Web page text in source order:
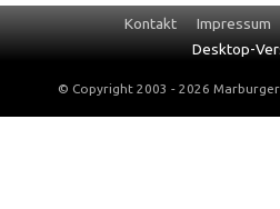
Navigation
überspringen
Kontakt Impressum
Desktop-
© Copyright 2003 - 2026 Marburger